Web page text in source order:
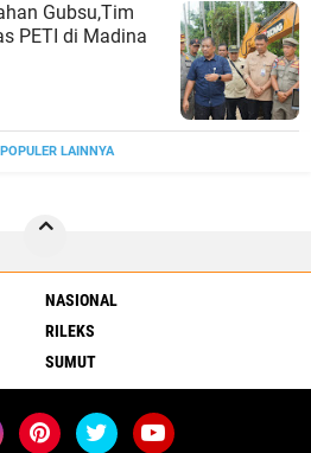
Gubsu,Tim
PETI di Madina
LAINNYA
NASIONAL
RILEKS
SUMUT